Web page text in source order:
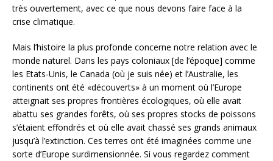
très ouvertement, avec ce que nous devons faire face à la
crise climatique.
Mais l’histoire la plus profonde concerne notre relation avec le
monde naturel. Dans les pays coloniaux [de l’époque] comme
les Etats-Unis, le Canada (où je suis née) et l’Australie, les
continents ont été «découverts» à un moment où l’Europe
atteignait ses propres frontières écologiques, où elle avait
abattu ses grandes forêts, où ses propres stocks de poissons
s’étaient effondrés et où elle avait chassé ses grands animaux
jusqu’à l’extinction. Ces terres ont été imaginées comme une
sorte d’Europe surdimensionnée. Si vous regardez comment